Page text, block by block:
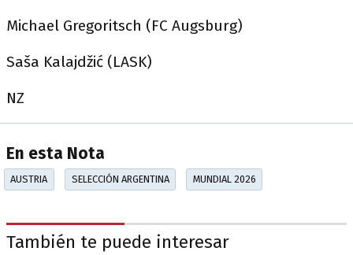
Michael Gregoritsch (FC Augsburg)
Saša Kalajdžić (LASK)
NZ
En esta Nota
AUSTRIA SELECCIÓN ARGENTINA MUNDIAL 2026
También te puede interesar